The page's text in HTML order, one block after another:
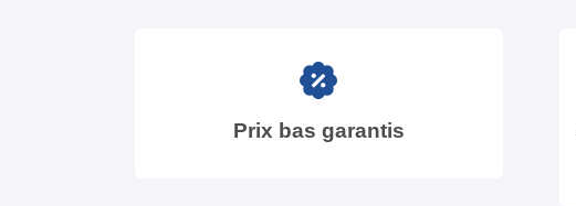
Prix bas garantis